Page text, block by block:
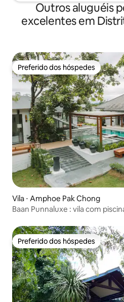
Outros aluguéis
excelentes em
Preferido dos hóspedes
Preferido dos hóspedes
Vila ⋅ Amphoe Pak Chong
Baan Punnaluxe : vila com
Preferido dos hóspedes
Preferido dos hóspedes